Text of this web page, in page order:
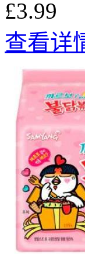
£3.99
查看详